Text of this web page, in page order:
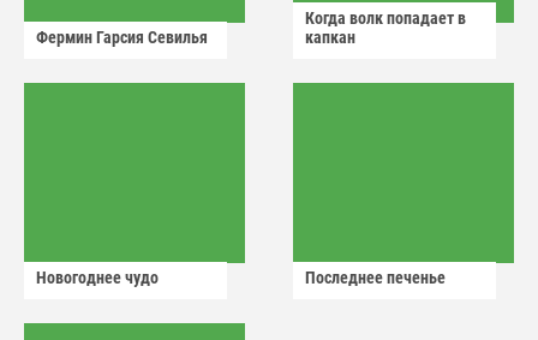
Фермин Гарсия Севилья
Когда волк попадает в
капкан
Новогоднее чудо Последнее печенье